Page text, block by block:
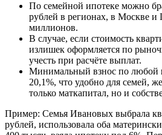
По семейной ипотеке можно
рублей в регионах, в Москве
миллионов.
В случае, если стоимость
излишек оформляется по
учесть при расчёте выплат.
Минимальный взнос по любой
20,1%, что удобно для семей,
только маткапитал, но и
Пример: Семья Ивановых выбрала
рублей, использовала оба